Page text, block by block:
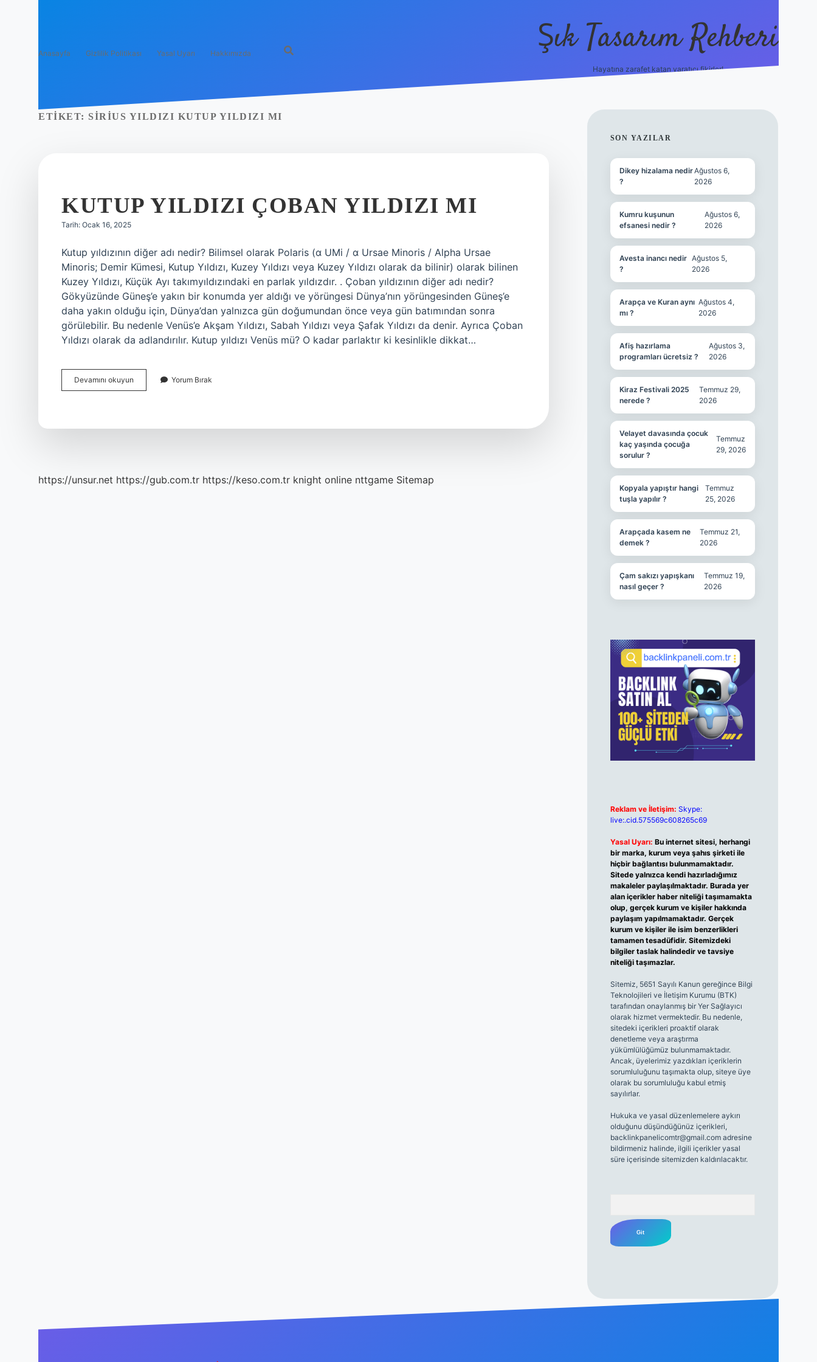
Anasayfa Gizlilik Politikası Yasal Uyarı Hakkımızda Şık Tasarım Rehberi
Hayatına zarafet katan yaratıcı fikirler!
ETIKET: SIRIUS YILDIZI KUTUP YILDIZI MI
KUTUP YILDIZI ÇOBAN YILDIZI MI
Tarih: Ocak 16, 2025
Kutup yıldızının diğer adı nedir? Bilimsel olarak Polaris (α UMi / α Ursae Minoris / Alpha Ursae
Minoris; Demir Kümesi, Kutup Yıldızı, Kuzey Yıldızı veya Kuzey Yıldızı olarak da bilinir) olarak bilinen
Kuzey Yıldızı, Küçük Ayı takımyıldızındaki en parlak yıldızdır. . Çoban yıldızının diğer adı nedir?
Gökyüzünde Güneş’e yakın bir konumda yer aldığı ve yörüngesi Dünya’nın yörüngesinden Güneş’e
daha yakın olduğu için, Dünya’dan yalnızca gün doğumundan önce veya gün batımından sonra
görülebilir. Bu nedenle Venüs’e Akşam Yıldızı, Sabah Yıldızı veya Şafak Yıldızı da denir. Ayrıca Çoban
Yıldızı olarak da adlandırılır. Kutup yıldızı Venüs mü? O kadar parlaktır ki kesinlikle dikkat…
Devamını okuyun
Yıldızı
Yorum Bırak
https://unsur.net https://gub.com.tr https://keso.com.tr knight online nttgame Sitemap
SIDEBAR
SON YAZILAR
Dikey hizalama nedir
?
Ağustos 6,
2026
Kumru kuşunun
efsanesi nedir ?
Ağustos 6,
2026
Avesta inancı nedir
?
Ağustos 5,
2026
Arapça ve Kuran aynı
mı ?
Ağustos 4,
2026
Afiş hazırlama
programları ücretsiz ?
Ağustos 3,
2026
Kiraz Festivali 2025
nerede ?
Temmuz 29,
2026
Velayet davasında çocuk
kaç yaşında çocuğa
sorulur ?
Temmuz
29, 2026
Kopyala yapıştır hangi
tuşla yapılır ?
Temmuz
25, 2026
Arapçada kasem ne
demek ?
Temmuz 21,
2026
Çam sakızı yapışkanı
nasıl geçer ?
Temmuz 19,
2026
Reklam ve İletişim: Skype:
live:.cid.575569c608265c69
Yasal Uyarı: Bu internet sitesi, herhangi
bir marka, kurum veya şahıs şirketi ile
hiçbir bağlantısı bulunmamaktadır.
Sitede yalnızca kendi hazırladığımız
makaleler paylaşılmaktadır. Burada yer
alan içerikler haber niteliği taşımamakta
olup, gerçek kurum ve kişiler hakkında
paylaşım yapılmamaktadır. Gerçek
kurum ve kişiler ile isim benzerlikleri
tamamen tesadüfidir. Sitemizdeki
bilgiler taslak halindedir ve tavsiye
niteliği taşımazlar.
Sitemiz, 5651 Sayılı Kanun gereğince Bilgi
Teknolojileri ve İletişim Kurumu (BTK)
tarafından onaylanmış bir Yer Sağlayıcı
olarak hizmet vermektedir. Bu nedenle,
sitedeki içerikleri proaktif olarak
denetleme veya araştırma
yükümlülüğümüz bulunmamaktadır.
Ancak, üyelerimiz yazdıkları içeriklerin
sorumluluğunu taşımakta olup, siteye üye
olarak bu sorumluluğu kabul etmiş
sayılırlar.
Hukuka ve yasal düzenlemelere aykırı
olduğunu düşündüğünüz içerikleri,
backlinkpanelicomtr@gmail.comadresine
bildirmeniz halinde, ilgili içerikler yasal
süre içerisinde sitemizden kaldırılacaktır.
vdcasino giriş